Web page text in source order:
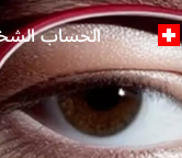
الحساب